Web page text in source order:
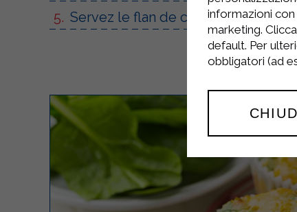
Servez le flan de courgettes chaud.
informazioni
marketing.
default. Per
obbligatori (ad